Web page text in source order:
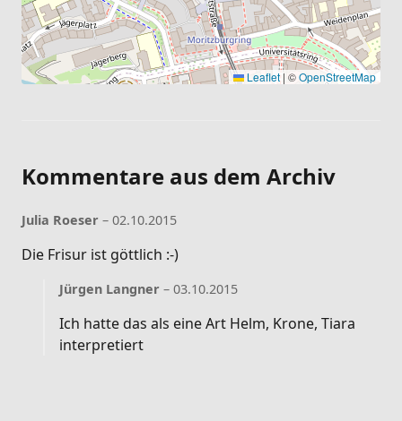
Leaflet | ©OpenStreetMap
Kommentare aus dem Archiv
Julia Roeser – 02.10.2015
Die Frisur ist göttlich :-)
Jürgen Langner – 03.10.2015
Ich hatte das als eine Art Helm, Krone, Tiara
interpretiert